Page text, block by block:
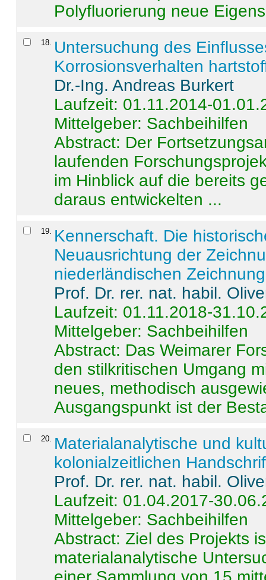
Polyfluorierung neue
18
Untersuchung des
Korrosionsverhalten
Dr.-Ing. Andreas Burkert
Laufzeit: 01.11.2014-
Mittelgeber: Sachbeihilfen
Abstract: Der
laufenden
im Hinblick auf die bereits
daraus entwickelten ...
19
Kennerschaft. Die
Neuausrichtung der
niederländischen
Prof. Dr. rer. nat. habil.
Laufzeit: 01.11.2018-
Mittelgeber: Sachbeihilfen
Abstract: Das Weimarer
den stilkritischen Umgang
neues, methodisch
Ausgangspunkt ist der
20
Materialanalytische und
kolonialzeitlichen
Prof. Dr. rer. nat. habil.
Laufzeit: 01.04.2017-
Mittelgeber: Sachbeihilfen
Abstract:Ziel des Projekts
materialanalytische